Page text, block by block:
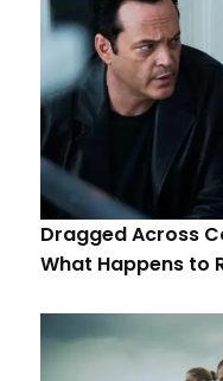
Dragged Across
What Happens to